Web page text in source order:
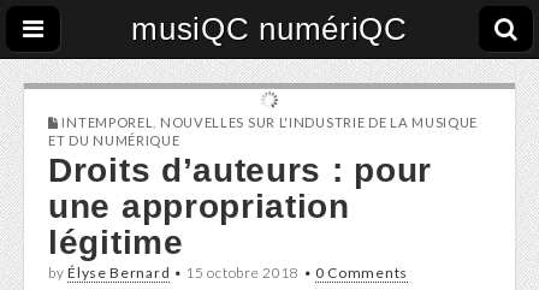
musiQC numériQC
INTEMPOREL
NOUVELLES SUR L'INDUSTRIE DE LA MUSIQUE
ET DU NUMÉRIQUE
Droits d’auteurs : pour
une appropriation
légitime
byÉlyse Bernard • 15 octobre 2018 • 0 Comments